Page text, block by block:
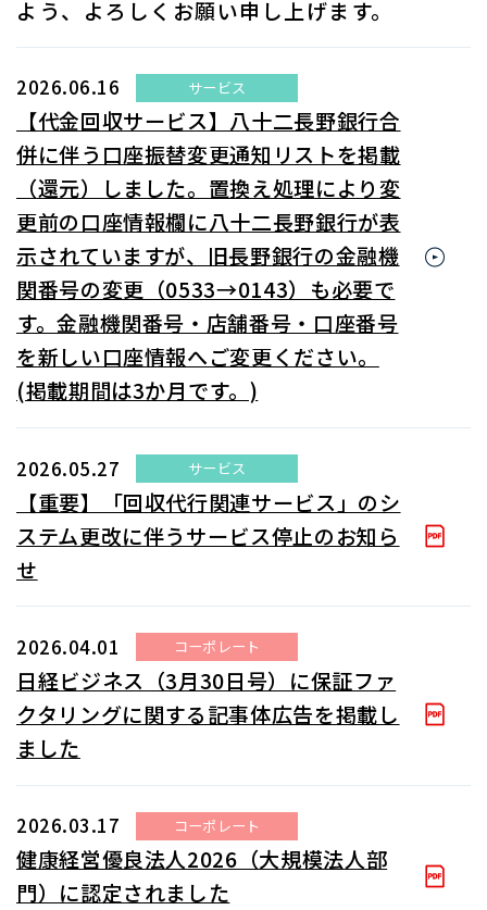
よう、よろしくお願い申し上げます。
2026.06.16 サービス
【代金回収サービス】八十二長野銀行合
併に伴う口座振替変更通知リストを掲載
（還元）しました。置換え処理により変
更前の口座情報欄に八十二長野銀行が表
示されていますが、旧長野銀行の金融機
関番号の変更（0533→0143）も必要で
す。金融機関番号・店舗番号・口座番号
を新しい口座情報へご変更ください。
(掲載期間は3か月です。)
2026.05.27 サービス
【重要】「回収代行関連サービス」のシ
ステム更改に伴うサービス停止のお知ら
せ
2026.04.01 コーポレート
日経ビジネス（3月30日号）に保証ファ
クタリングに関する記事体広告を掲載し
ました
2026.03.17 コーポレート
健康経営優良法人2026（大規模法人部
門）に認定されました